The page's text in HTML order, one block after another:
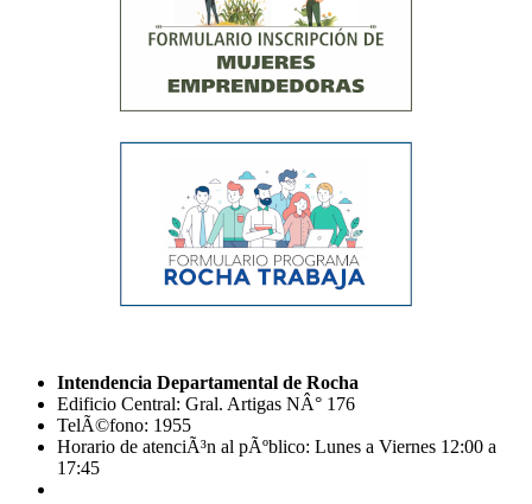
Intendencia Departamental de Rocha
Edificio Central: Gral. Artigas NÂ° 176
TelÃ©fono: 1955
Horario de atenciÃ³n al pÃºblico: Lunes a Viernes 12:00 a
17:45